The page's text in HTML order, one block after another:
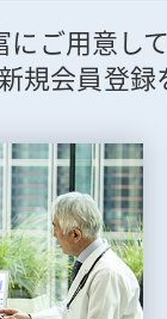
ご用意して
会員登録